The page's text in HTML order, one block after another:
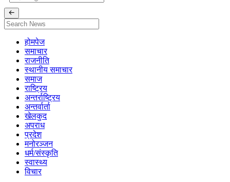
होमपेज
समाचार
राजनीति
स्थानीय समाचार
समाज
राष्ट्रिय
अन्तर्राष्ट्रिय
अन्तर्वार्ता
खेलकुद
अपराध
प्रदेश
मनोरञ्जन
धर्म/संस्कृति
स्वास्थ्य
विचार